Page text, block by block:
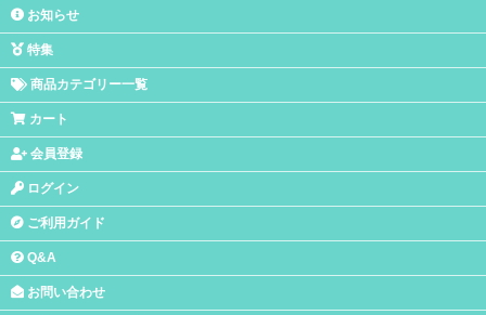
お知らせ
特集
商品カテゴリー一覧
カート
会員登録
ログイン
ご利用ガイド
Q&A
お問い合わせ